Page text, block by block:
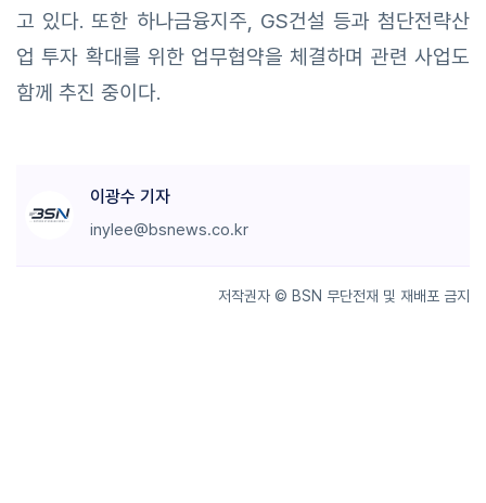
고 있다. 또한 하나금융지주, GS건설 등과 첨단전략산
업 투자 확대를 위한 업무협약을 체결하며 관련 사업도
함께 추진 중이다.
이광수 기자
inylee@bsnews.co.kr
저작권자 © BSN 무단전재 및 재배포 금지